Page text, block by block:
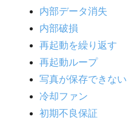
内部データ消失
内部破損
再起動を繰り返す
再起動ループ
写真が保存できない
冷却ファン
初期不良保証